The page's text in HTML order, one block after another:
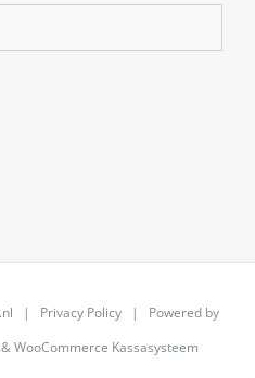
| Privacy Policy | Powered by
&WooCommerce Kassasysteem